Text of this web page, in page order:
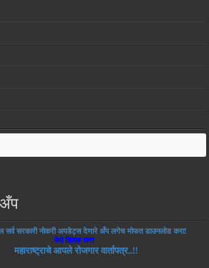
सर्व सरकारी नोकरी अपडेट्स देणारे अँप लगेच मोफत डाउनलोड करा!
येथे क्लिक करा
महाराष्ट्राचे आपले रोजगार वार्तापत्र..!!